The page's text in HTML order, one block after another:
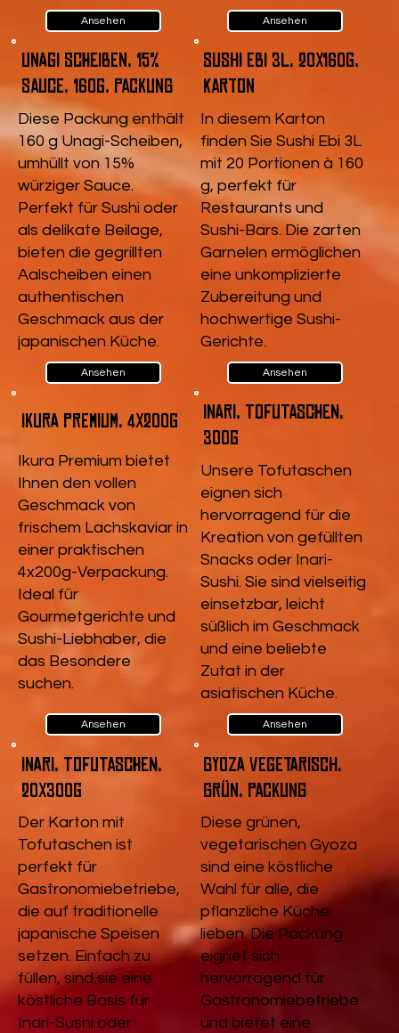
Ansehen Ansehen
Unagi Scheiben, 15%
Sauce, 160g, Packung
Diese Packung enthält
160 g Unagi-Scheiben,
umhüllt von 15%
würziger Sauce.
Perfekt für Sushi oder
als delikate Beilage,
bieten die gegrillten
Aalscheiben einen
authentischen
Geschmack aus der
japanischen Küche.
Ansehen
Sushi Ebi 3L, 20x160g,
Karton
In diesem Karton
finden Sie Sushi Ebi 3L
mit 20 Portionen à 160
g, perfekt für
Restaurants und
Sushi-Bars. Die zarten
Garnelen ermöglichen
eine unkomplizierte
Zubereitung und
hochwertige Sushi-
Gerichte.
Ansehen
Ikura Premium, 4x200g
Ikura Premium bietet
Ihnen den vollen
Geschmack von
frischem Lachskaviar in
einer praktischen
4x200g-Verpackung.
Ideal für
Gourmetgerichte und
Sushi-Liebhaber, die
das Besondere
suchen.
Ansehen
Inari, Tofutaschen,
300g
Unsere Tofutaschen
eignen sich
hervorragend für die
Kreation von gefüllten
Snacks oder Inari-
Sushi. Sie sind vielseitig
einsetzbar, leicht
süßlich im Geschmack
und eine beliebte
Zutat in der
asiatischen Küche.
Ansehen
Inari, Tofutaschen,
20x300g
Der Karton mit
Tofutaschen ist
perfekt für
Gastronomiebetriebe,
die auf traditionelle
japanische Speisen
setzen. Einfach zu
füllen, sind sie eine
köstliche Basis für
Inari-Sushi oder
Gyoza vegetarisch,
Grün, Packung
Diese grünen,
vegetarischen Gyoza
sind eine köstliche
Wahl für alle, die
pflanzliche Küche
lieben. Die Packung
eignet sich
hervorragend für
Gastronomiebetriebe
und bietet eine